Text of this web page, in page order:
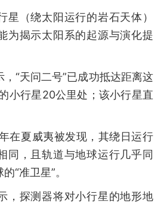
星（绕太阳运行的岩石天体）
为揭示太阳系的起源与演化提
“天问二号”已成功抵达距离这
小行星20公里处；该小行星直
在夏威夷被发现，其绕日运行
同，且轨道与地球运行几乎同
“准卫星”。
，探测器将对小行星的地形地